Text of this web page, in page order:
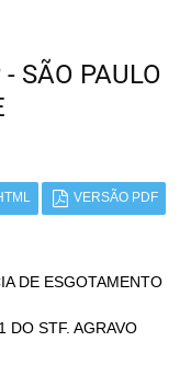
SÃO PAULO
VERSÃO PDF
DE ESGOTAMENTO